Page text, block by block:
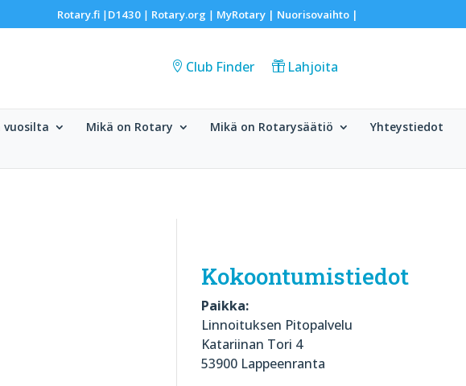
Rotary.fi|D1430| Rotary.org | MyRotary | Nuorisovaihto|
Club Finder Lahjoita
vuosilta Mikä on Rotary Mikä on Rotarysäätiö
Yhteystiedot
Kokoontumistiedot
Paikka:
Linnoituksen Pitopalvelu
Katariinan Tori 4
53900 Lappeenranta